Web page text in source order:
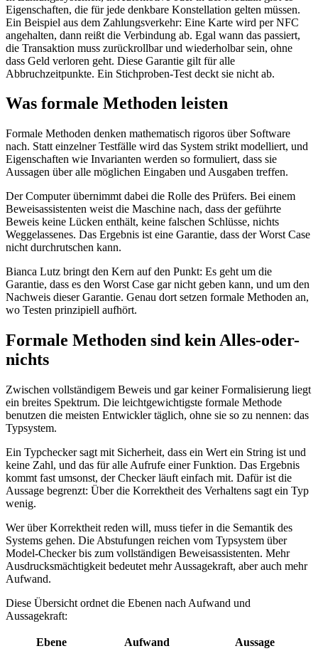
Eigenschaften, die für jede denkbare Konstellation gelten müssen.
Ein Beispiel aus dem Zahlungsverkehr: Eine Karte wird per NFC
angehalten, dann reißt die Verbindung ab. Egal wann das passiert,
die Transaktion muss zurückrollbar und wiederholbar sein, ohne
dass Geld verloren geht. Diese Garantie gilt für alle
Abbruchzeitpunkte. Ein Stichproben-Test deckt sie nicht ab.
Was formale Methoden leisten
Formale Methoden denken mathematisch rigoros über Software
nach. Statt einzelner Testfälle wird das System strikt modelliert, und
Eigenschaften wie Invarianten werden so formuliert, dass sie
Aussagen über alle möglichen Eingaben und Ausgaben treffen.
Der Computer übernimmt dabei die Rolle des Prüfers. Bei einem
Beweisassistenten weist die Maschine nach, dass der geführte
Beweis keine Lücken enthält, keine falschen Schlüsse, nichts
Weggelassenes. Das Ergebnis ist eine Garantie, dass der Worst Case
nicht durchrutschen kann.
Bianca Lutz bringt den Kern auf den Punkt: Es geht um die
Garantie, dass es den Worst Case gar nicht geben kann, und um den
Nachweis dieser Garantie. Genau dort setzen formale Methoden an,
wo Testen prinzipiell aufhört.
Formale Methoden sind kein Alles-oder-
nichts
Zwischen vollständigem Beweis und gar keiner Formalisierung liegt
ein breites Spektrum. Die leichtgewichtigste formale Methode
benutzen die meisten Entwickler täglich, ohne sie so zu nennen: das
Typsystem.
Ein Typchecker sagt mit Sicherheit, dass ein Wert ein String ist und
keine Zahl, und das für alle Aufrufe einer Funktion. Das Ergebnis
kommt fast umsonst, der Checker läuft einfach mit. Dafür ist die
Aussage begrenzt: Über die Korrektheit des Verhaltens sagt ein Typ
wenig.
Wer über Korrektheit reden will, muss tiefer in die Semantik des
Systems gehen. Die Abstufungen reichen vom Typsystem über
Model-Checker bis zum vollständigen Beweisassistenten. Mehr
Ausdrucksmächtigkeit bedeutet mehr Aussagekraft, aber auch mehr
Aufwand.
Diese Übersicht ordnet die Ebenen nach Aufwand und
Aussagekraft:
Ebene Aufwand
Aussage